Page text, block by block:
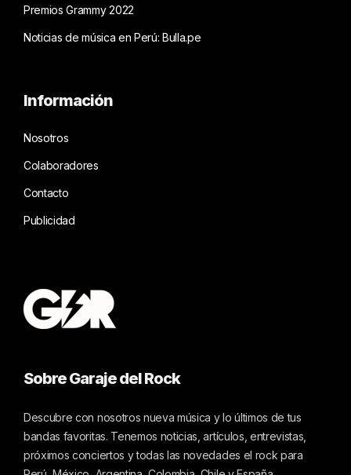
Premios Grammy 2022
Noticias de música en Perú: Bulla.pe
Información
Nosotros
Colaboradores
Contacto
Publicidad
Sobre Garaje del Rock
Descubre con nosotros nueva música y lo últimos de tus
bandas favoritas. Tenemos noticias, artículos, entrevistas,
próximos conciertos y todas las novedades el rock para